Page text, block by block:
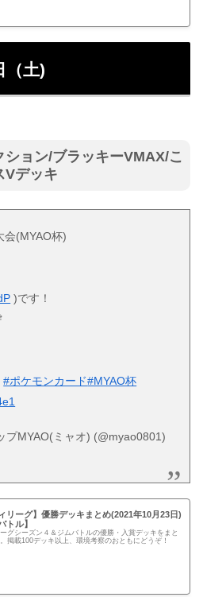
（土)
ション/ブラッキーVMAX/こ
Vデッキ
(MYAO杯)
)です！
#ポケモンカード#MYAO杯
MYAO(ミャオ) (@myao0801)
ィリーグ】優勝デッキまとめ(2021年10月23日)
トル】
グシーズン４＆ジムバトルの優勝・入賞デッキをまと
掲載100デッキ以上、環境考察のおともにどうぞ！